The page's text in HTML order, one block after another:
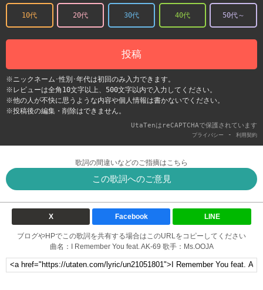
10代 20代 30代 40代 50代～
投稿
※ニックネーム･性別･年代は初回のみ入力できます。
※レビューは全角10文字以上、500文字以内で入力してください。
※他の人が不快に思うような内容や個人情報は書かないでください。
※投稿後の編集・削除はできません。
UtaTenはreCAPTCHAで保護されています
プライバシー - 利用契約
歌詞の間違いなどのご指摘はこちら
この歌詞へのご意見
X Facebook LINE
ブログやHPでこの歌詞を共有する場合はこのURLをコピーしてください
曲名：I Remember You feat. AK-69 歌手：Ms.OOJA